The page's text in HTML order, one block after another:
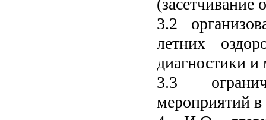
3.2
летних
диагностики
3.3
мероприятий в